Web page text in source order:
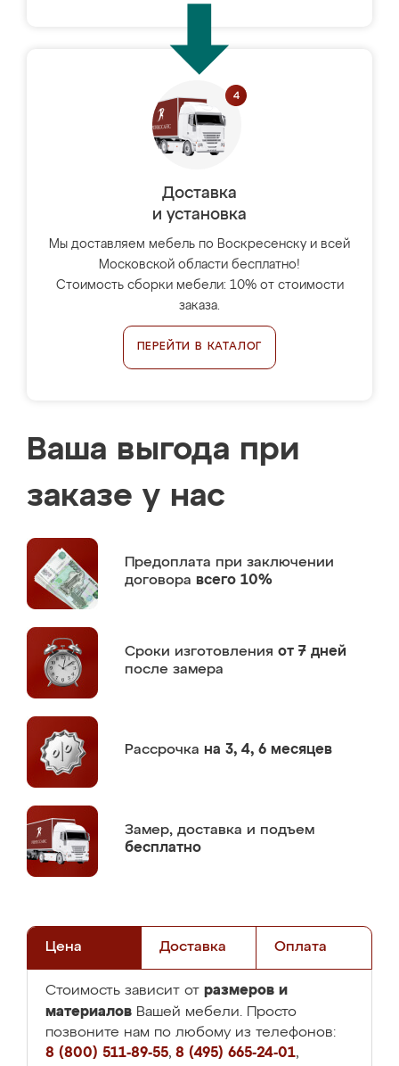
Доставка
и установка
Мы доставляем мебель по Воскресенску и всей
Московской области бесплатно!
Стоимость сборки мебели: 10% от стоимости
заказа.
ПЕРЕЙТИ В КАТАЛОГ
Ваша выгода при
заказе у нас
Предоплата при заключении
договора всего 10%
Сроки изготовления от 7 дней
после замера
Рассрочка на 3, 4, 6 месяцев
Замер, доставка и подъем
бесплатно
Цена Доставка Оплата
Стоимость зависит от размеров и
материалов Вашей мебели. Просто
позвоните нам по любому из телефонов:
8 (800) 511-89-55, 8 (495) 665-24-01,